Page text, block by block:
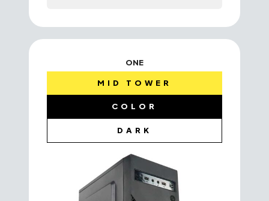
ONE
MID TOWER
COLOR
DARK